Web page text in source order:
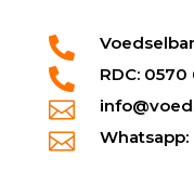

 RDC:

